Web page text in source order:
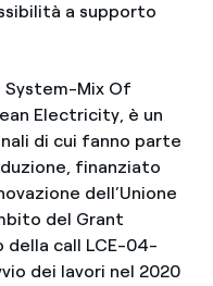
a supporto
System-Mix Of
Electricity, è un
di cui fanno parte
finanziato
dell’Unione
del Grant
call LCE-04-
dei lavori nel 2020